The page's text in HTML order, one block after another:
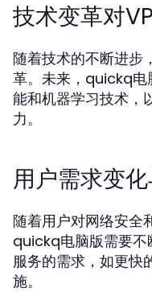
技术变革对
随着技术的不断进步
革。未来，quickq电
能和机器学习技术，
力。
用户需求变
随着用户对网络安全
quickq电脑版需要不
服务的需求，如更快
施。